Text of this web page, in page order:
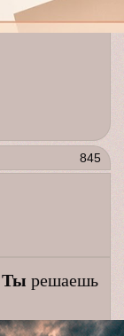
845
Ты решаешь